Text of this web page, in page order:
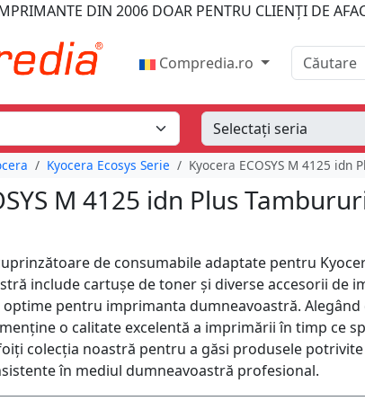
DIN 2006 DOAR PENTRU CLIENȚI DE
Compredia.ro Căutare
Kyocera Ecosys Serie Kyocera ECOSYS M 4125 idn
M 4125 idn Plus
de consumabile adaptate pentru
include cartușe de toner și diverse accesorii de
pentru imprimanta dumneavoastră. Alegând
o calitate excelentă a imprimării în timp ce
colecția noastră pentru a găsi produsele
în mediul dumneavoastră profesional.